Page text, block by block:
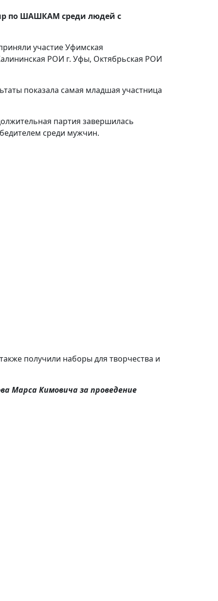
по ШАШКАМ среди людей с
участие Уфимская
РОИ г. Уфы, Октябрьская РОИ
показала самая младшая участница
партия завершилась
среди мужчин.
получили наборы для творчества и
Марса Кимовича за проведение